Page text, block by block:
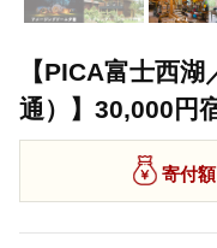
【PICA富士西
通）】30,000円
寄付額